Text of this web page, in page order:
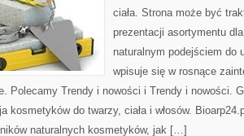
ciała. Strona może być
prezentacji asortymentu
naturalnym podejściem do
wpisuje się w rosnące
Polecamy Trendy i nowości i Trendy i nowości.
kosmetyków do twarzy, ciała i włosów.
naturalnych kosmetyków, jak […]